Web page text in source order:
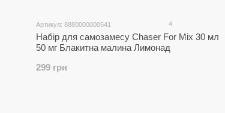
Артикул: 8880000000541 4
Набір для самозамесу Chaser For Mix 30 мл
50 мг Блакитна малина Лимонад
299 грн